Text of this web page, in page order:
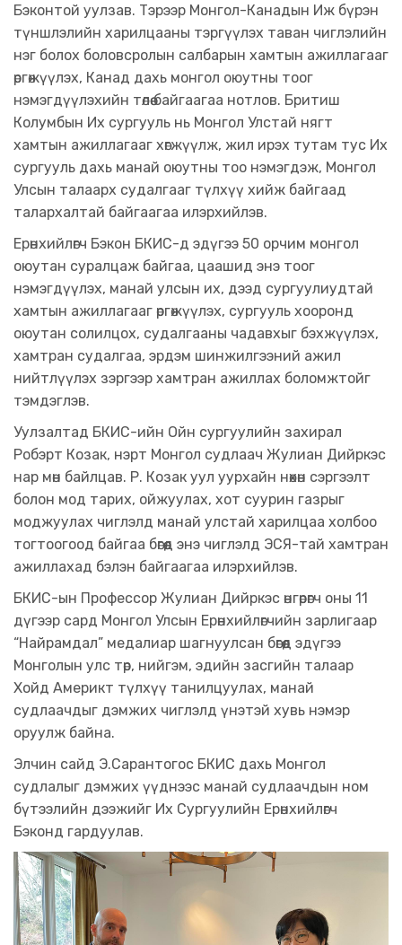
Бэконтой уулзав. Тэрээр Монгол-Канадын Иж бүрэн
түншлэлийн харилцааны тэргүүлэх таван чиглэлийн
нэг болох боловсролын салбарын хамтын ажиллагааг
өргөжүүлэх, Канад дахь монгол оюутны тоог
нэмэгдүүлэхийн төлөө байгаагаа нотлов. Бритиш
Колумбын Их сургууль нь Монгол Улстай нягт
хамтын ажиллагааг хөгжүүлж, жил ирэх тутам тус Их
сургууль дахь манай оюутны тоо нэмэгдэж, Монгол
Улсын талаарх судалгааг түлхүү хийж байгаад
талархалтай байгаагаа илэрхийлэв.
Ерөнхийлөгч Бэкон БКИС-д эдүгээ 50 орчим монгол
оюутан суралцаж байгаа, цаашид энэ тоог
нэмэгдүүлэх, манай улсын их, дээд сургуулиудтай
хамтын ажиллагааг өргөжүүлэх, сургууль хооронд
оюутан солилцох, судалгааны чадавхыг бэхжүүлэх,
хамтран судалгаа, эрдэм шинжилгээний ажил
нийтлүүлэх зэргээр хамтран ажиллах боломжтойг
тэмдэглэв.
Уулзалтад БКИС-ийн Ойн сургуулийн захирал
Робэрт Козак, нэрт Монгол судлаач Жулиан Дийркэс
нар мөн байлцав. Р. Козак уул уурхайн нөхөн сэргээлт
болон мод тарих, ойжуулах, хот суурин газрыг
моджуулах чиглэлд манай улстай харилцаа холбоо
тогтоогоод байгаа бөгөөд энэ чиглэлд ЭСЯ-тай хамтран
ажиллахад бэлэн байгаагаа илэрхийлэв.
БКИС-ын Профессор Жулиан Дийркэс өнгөрөгч оны 11
дүгээр сард Монгол Улсын Ерөнхийлөгчийн зарлигаар
“Найрамдал” медалиар шагнуулсан бөгөөд эдүгээ
Монголын улс төр, нийгэм, эдийн засгийн талаар
Хойд Америкт түлхүү танилцуулах, манай
судлаачдыг дэмжих чиглэлд үнэтэй хувь нэмэр
оруулж байна.
Элчин сайд Э.Сарантогос БКИС дахь Монгол
судлалыг дэмжих үүднээс манай судлаачдын ном
бүтээлийн дээжийг Их Сургуулийн Ерөнхийлөгч
Бэконд гардуулав.